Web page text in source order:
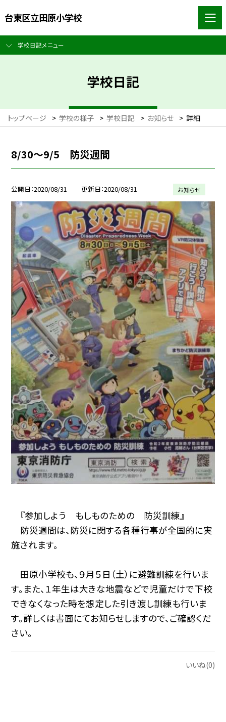
台東区立田原小学校
学校日記メニュー
学校日記
トップページ > 学校の様子 > 学校日記 > お知らせ > 詳細
8/30〜9/5 防災週間
公開日 2020/08/31 更新日 2020/08/31 お知らせ
『参加しよう もしものための 防災訓練』
防災週間は、防災に関する各種行事が全国的に実
施されます。
田原小学校も、９月５日（土）に避難訓練を行いま
す。また、１年生は大きな地震などで児童だけで下校
できなくなった時を想定した引き渡し訓練も行いま
す。詳しくは書面にてお知らせしますので、ご確認くだ
さい。
いいね(0)